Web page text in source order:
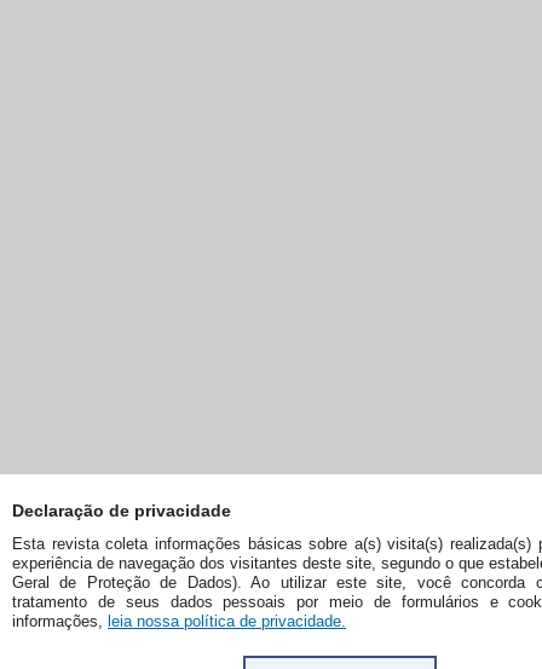
Declaração de privacidade
Esta revista coleta informações básicas sobre a(s) visita(s) realizada(s)
experiência de navegação dos visitantes deste site, segundo o que
Geral de Proteção de Dados). Ao utilizar este site, você concorda
tratamento de seus dados pessoais por meio de formulários e
informações, leia nossa política de privacidade.